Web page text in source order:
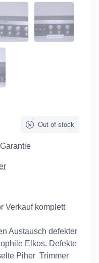
Out of stock
Verkauf komplett
Austausch defekter
Elkos. Defekte
Piher Trimmer